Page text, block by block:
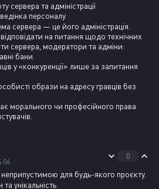
сервера та адміністрації
персоналу
сервера — це його адміністрація.
на питання щодо технічних
сервера, модератори та адміни:
бани.
у «конкуренції» лише за запитання
образи на адресу гравців без
морального чи професійного права
0
неприпустимою для будь-якого проєкту.
унікальність